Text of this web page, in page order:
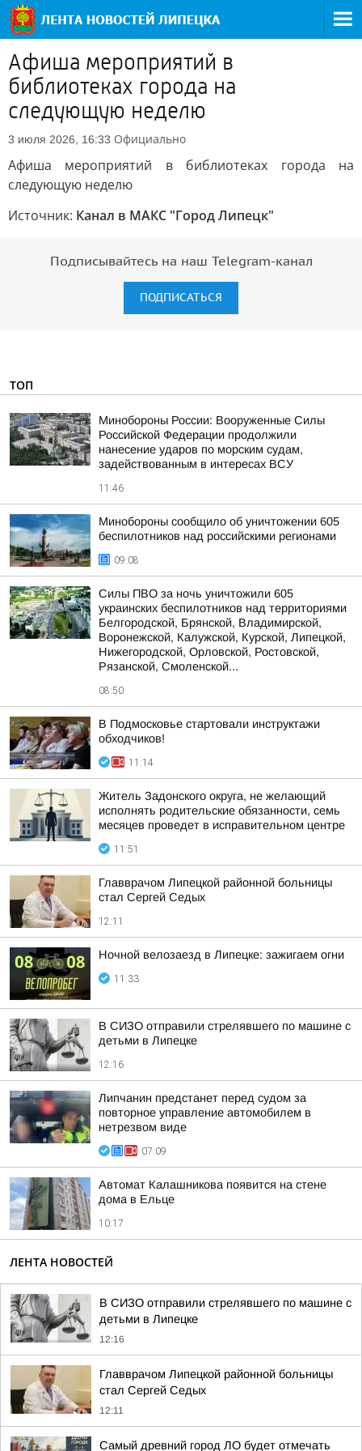
Афиша мероприятий в
библиотеках города на
следующую неделю
3 июля 2026, 16:33 Официально
Афиша мероприятий в библиотеках города на
следующую неделю
Источник: Канал в МАКС "Город Липецк"
Подписывайтесь на наш Telegram-канал
ПОДПИСАТЬСЯ
ТОП
Минобороны России: Вооруженные Силы
Российской Федерации продолжили
нанесение ударов по морским судам,
задействованным в интересах ВСУ
11:46
Минобороны сообщило об уничтожении 605
беспилотников над российскими регионами
09:08
Силы ПВО за ночь уничтожили 605
украинских беспилотников над территориями
Белгородской, Брянской, Владимирской,
Воронежской, Калужской, Курской, Липецкой,
Нижегородской, Орловской, Ростовской,
Рязанской, Смоленской...
08:50
В Подмосковье стартовали инструктажи
обходчиков!
11:14
Житель Задонского округа, не желающий
исполнять родительские обязанности, семь
месяцев проведет в исправительном центре
11:51
Главврачом Липецкой районной больницы
стал Сергей Седых
12:11
Ночной велозаезд в Липецке: зажигаем огни
11:33
В СИЗО отправили стрелявшего по машине с
детьми в Липецке
12:16
Липчанин предстанет перед судом за
повторное управление автомобилем в
нетрезвом виде
07:09
Автомат Калашникова появится на стене
дома в Ельце
10:17
ЛЕНТА НОВОСТЕЙ
В СИЗО отправили стрелявшего по машине с
детьми в Липецке
12:16
Главврачом Липецкой районной больницы
стал Сергей Седых
12:11
Самый древний город ЛО будет отмечать